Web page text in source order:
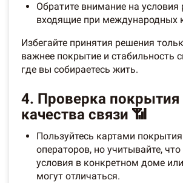
Обратите внимание на условия
входящие при международных
Избегайте принятия решения
важнее покрытие и стабильность
где вы собираетесь жить.
4. Проверка покрытия
качества связи 📶
Пользуйтесь картами
операторов, но учитывайте,
условия в конкретном доме
могут отличаться.